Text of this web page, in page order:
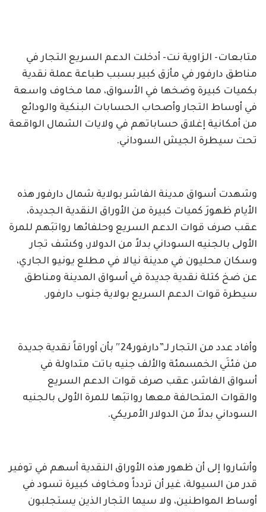
متابعات- الزاوية نت- أدخلت الدعم السريع التجار في
مناطق دارفور في مأزق كبير بسبب طباعة عملة نقدية
بكميات كبيرة وضخها في الأسواق، مما مخاوف واسعة
في أوساط التجار وأصحاب الحسابات البنكية والودائع
من أمكانية إغلاق حساباتهم في ولايات الشمال الواقعة
تحت سيطرة الجيش السوداني.
وشهدت أسواق مدينة الفاشر بولاية شمال دارفور هذه
الأيام ظهورَ كميات كبيرة من الأوراق النقدية الجديدة،
عقب صرف قوات الدعم السريع وحلفائها رواتبَهم للمرة
الأولى بالجنيه السوداني بدلاً من الدولار، وكشف تجار
وسكان محليون في مدينة نيالا في مطلع يونيو الجاري،
عن ضخ كتلة نقدية جديدة في أسواق المدينة ومناطق
سيطرة قوات الدعم السريع بولاية جنوب دارفور.
وأفاد عدد من التجار لـ”دارفور24″ بأن أوراقاً نقدية جديدة
من فئتَي الخمسمئة والألف جنيه باتت متداولة في
أسواق الفاشر، عقب صرف قوات الدعم السريع
والقوات المتحالفة معها رواتبَها للمرة الأولى بالجنيه
السوداني بدلاً من الدولار الأمريكي.
وأشاروا إلى أن ظهور هذه الأوراق النقدية أسهم في توفير
قدر من السيولة، غير أن تردداً ومخاوف كبيرة تسود في
أوساط المواطنين، ولا سيما التجار الذين يستجلبون